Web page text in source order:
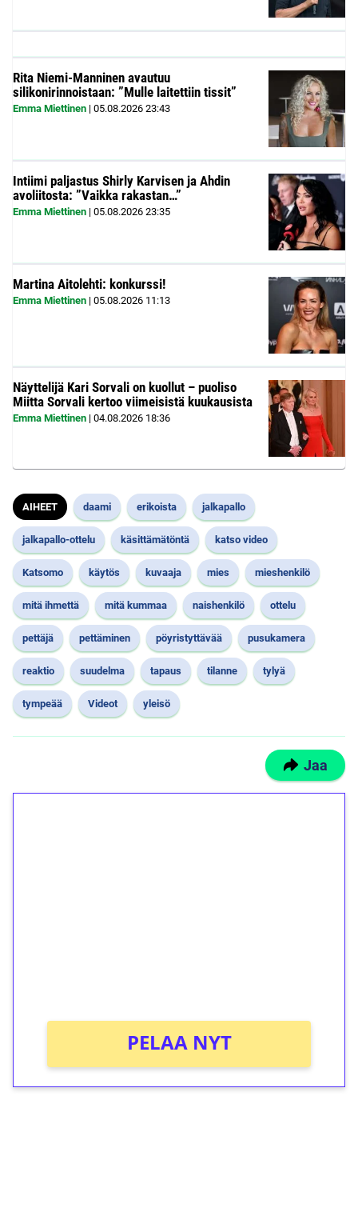
Rita Niemi-Manninen avautuu
silikonirinnoistaan: ”Mulle laitettiin tissit”
Emma Miettinen | 05.08.2026 23:43
Intiimi paljastus Shirly Karvisen ja Ahdin
avoliitosta: ”Vaikka rakastan…”
Emma Miettinen | 05.08.2026 23:35
Martina Aitolehti: konkurssi!
Emma Miettinen | 05.08.2026 11:13
Näyttelijä Kari Sorvali on kuollut – puoliso
Miitta Sorvali kertoo viimeisistä kuukausista
Emma Miettinen | 04.08.2026 18:36
AIHEET daami erikoista jalkapallo
jalkapallo-ottelu käsittämätöntä katso video
Katsomo käytös kuvaaja mies mieshenkilö
mitä ihmettä mitä kummaa naishenkilö ottelu
pettäjä pettäminen pöyristyttävää pusukamera
reaktio suudelma tapaus tilanne tylyä
tympeää Videot yleisö
Jaa
PELAA NYT